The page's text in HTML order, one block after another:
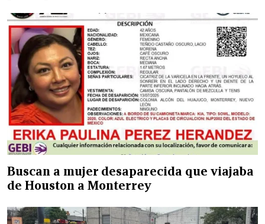
Buscan a mujer desaparecida que viajaba
de Houston a Monterrey